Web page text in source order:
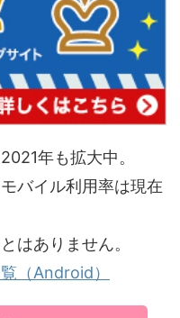
年も拡大中。
バイル利用率は現在
はありません。
（Android）